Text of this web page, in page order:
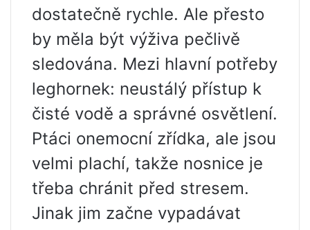
dostatečně rychle. Ale přesto
by měla být výživa pečlivě
sledována. Mezi hlavní potřeby
leghornek: neustálý přístup k
čisté vodě a správné osvětlení.
Ptáci onemocní zřídka, ale jsou
velmi plachí, takže nosnice je
třeba chránit před stresem.
Jinak jim začne vypadávat